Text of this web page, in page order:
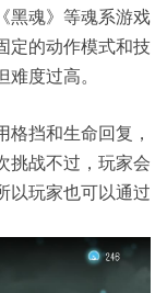
黑魂》等魂系游戏
定的动作模式和技
度过高。
挡和生命回复，
挑战不过，玩家会
以玩家也可以通过